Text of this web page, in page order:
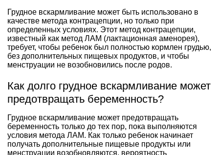
Грудное вскармливание может быть использовано в
качестве метода контрацепции, но только при
определенных условиях. Этот метод контрацепции,
известный как метод ЛАМ (лактационная аменорея),
требует, чтобы ребенок был полностью кормлен грудью,
без дополнительных пищевых продуктов, и чтобы
менструации не возобновились после родов.
Как долго грудное вскармливание может
предотвращать беременность?
Грудное вскармливание может предотвращать
беременность только до тех пор, пока выполняются
условия метода ЛАМ. Как только ребенок начинает
получать дополнительные пищевые продукты или
менструации возобновляются, вероятность